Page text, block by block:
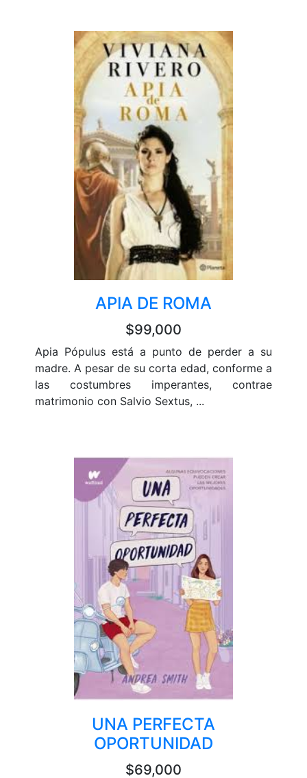
APIA DE ROMA
$99,000
Apia Pópulus está a punto de perder a su
madre. A pesar de su corta edad, conforme a
las costumbres imperantes, contrae
matrimonio con Salvio Sextus, ...
UNA PERFECTA
OPORTUNIDAD
$69,000